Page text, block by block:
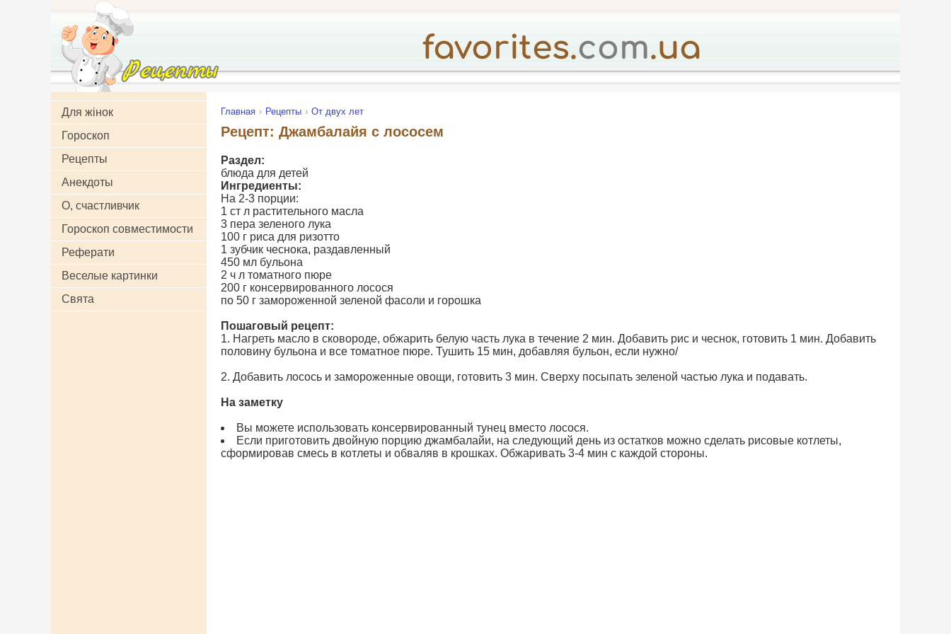
Для жінок
Гороскоп
Рецепты
Анекдоты
О, счастливчик
Гороскоп совместимости
Реферати
Веселые картинки
Свята
Главная Рецепты От двух лет
Рецепт: Джамбалайя с лососем
Раздел:
блюда для детей
Ингредиенты:
На 2-3 порции:
1 ст л растительного масла
3 пера зеленого лука
100 г риса для ризотто
1 зубчик чеснока, раздавленный
450 мл бульона
2 ч л томатного пюре
200 г консервированного лосося
по 50 г замороженной зеленой фасоли и горошка
Пошаговый рецепт:
1. Нагреть масло в сковороде, обжарить белую часть лука в течение 2 мин. Добавить рис и чеснок, готовить 1 мин. Добавить
половину бульона и все томатное пюре. Тушить 15 мин, добавляя бульон, если нужно/
2. Добавить лосось и замороженные овощи, готовить 3 мин. Сверху посыпать зеленой частью лука и подавать.
На заметку
Вы можете использовать консервированный тунец вместо лосося.
Если приготовить двойную порцию джамбалайи, на следующий день из остатков можно сделать рисовые котлеты,
сформировав смесь в котлеты и обваляв в крошках. Обжаривать 3-4 мин с каждой стороны.